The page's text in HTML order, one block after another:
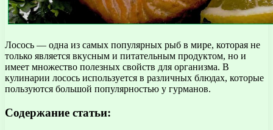
Лосось — одна из самых популярных рыб в мире, которая не
только является вкусным и питательным продуктом, но и
имеет множество полезных свойств для организма. В
кулинарии лосось используется в различных блюдах, которые
пользуются большой популярностью у гурманов.
Содержание статьи: